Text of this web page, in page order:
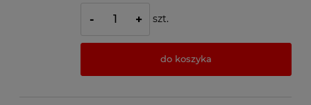
- + szt.
do koszyka